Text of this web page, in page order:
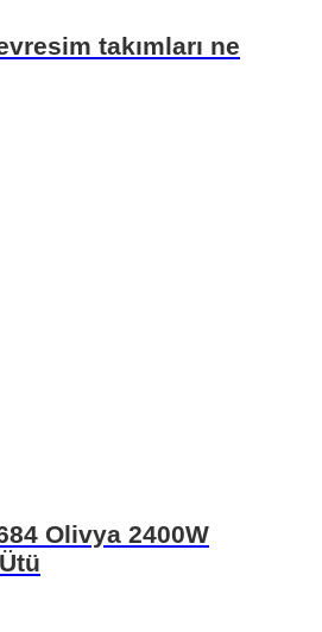
takımları ne
Olivya 2400W